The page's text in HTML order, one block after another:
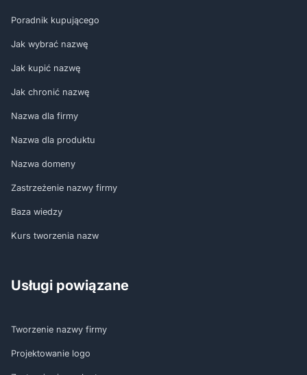
Poradnik kupującego
Jak wybrać nazwę
Jak kupić nazwę
Jak chronić nazwę
Nazwa dla firmy
Nazwa dla produktu
Nazwa domeny
Zastrzeżenie nazwy firmy
Baza wiedzy
Kurs tworzenia nazw
Usługi powiązane
Tworzenie nazwy firmy
Projektowanie logo